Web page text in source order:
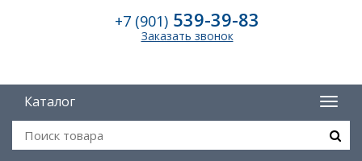
+7 (901) 539-39-83
Заказать звонок
Каталог